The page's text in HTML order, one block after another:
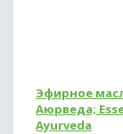
Эфирное
Аюрведа;
Ayurveda